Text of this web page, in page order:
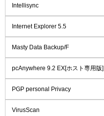
Intellisync
Internet Explorer 5.5
Masty Data Backup/F
pcAnywhere 9.2 EX[ホスト専用版]
PGP personal Privacy
VirusScan